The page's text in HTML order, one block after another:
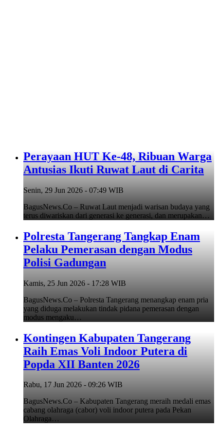
Perayaan HUT Ke-48, Ribuan Warga
Antusias Ikuti Ruwat Laut di Carita
Senin, 29 Jun 2026 - 07:49 WIB
BagusNews.Co – Ruwat Laut menjadi warisan budaya yang
terus diwariskan dari generasi ke generasi, dan merupakan…
Polresta Tangerang Tangkap Enam
Pelaku Pemerasan dengan Modus
Polisi Gadungan
Kamis, 25 Jun 2026 - 17:28 WIB
BagusNews.Co – Polresta Tangerang menangkap enam pria
yang diduga melakukan tindak pidana pemerasan dengan
modus mengaku…
Kontingen Kabupaten Tangerang
Raih Emas Voli Indoor Putera di
Popda XII Banten 2026
Rabu, 17 Jun 2026 - 09:26 WIB
BagusNews.Co – Kabupaten Tangerang meraih medali emas
cabang olahraga (cabor) voli indoor putera pada Pekan
Olahraga…